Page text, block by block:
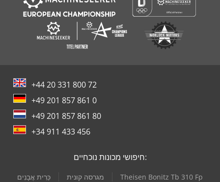
+44 20 331 800 72
+49 201 857 861 0
+49 201 857 861 80
+34 911 433 456
חיפושי מכונות נוכחיים:
כֵּרִית אֲבָנִים מגרסה קונית Theisen Bonitz Tb 310 Fp